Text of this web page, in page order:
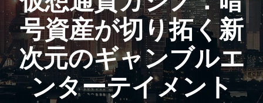
号資産が切り拓く新
次元のギャンブルエ
ンターテイメント